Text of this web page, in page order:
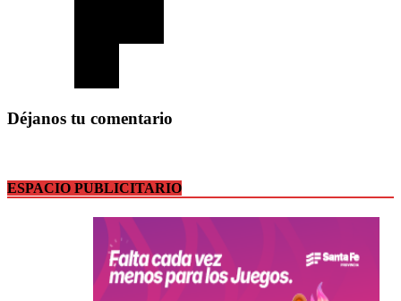
Déjanos tu comentario
ESPACIO PUBLICITARIO